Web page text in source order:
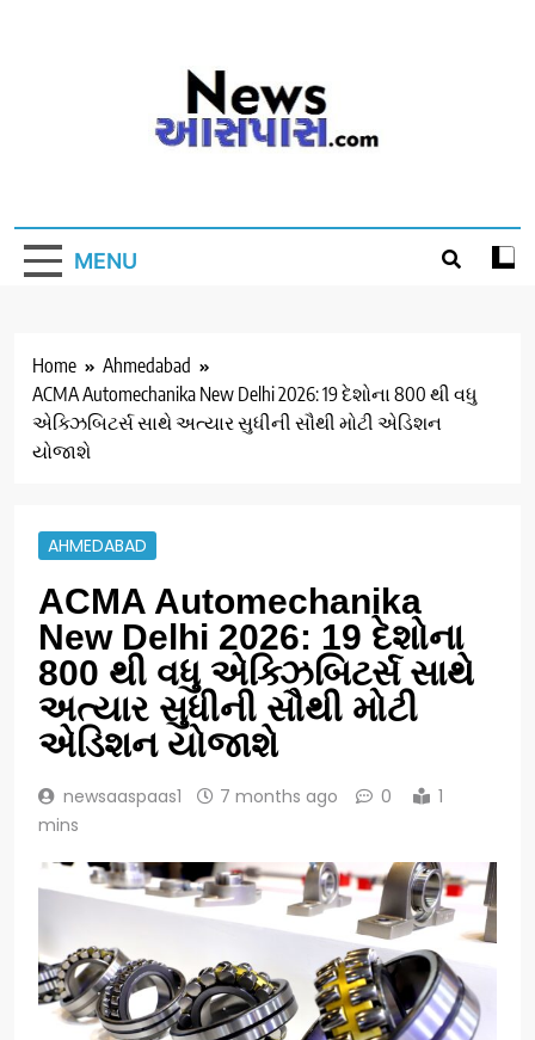
MENU
Home
Ahmedabad
ACMA Automechanika New Delhi 2026: 19 દેશોના 800 થી વધુ
એક્ઝિબિટર્સ સાથે અત્યાર સુધીની સૌથી મોટી એડિશન
યોજાશે
AHMEDABAD
ACMA Automechanika
New Delhi 2026: 19 દેશોના
800 થી વધુ એક્ઝિબિટર્સ સાથે
અત્યાર સુધીની સૌથી મોટી
એડિશન યોજાશે
newsaaspaas1 7 months ago 0
1
mins